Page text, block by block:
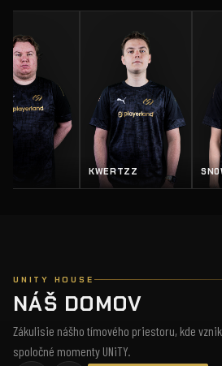
KWERTZZ SN0W
UNITY HOUSE
NÁŠ DOMOV
Zákulisie nášho tímového priestoru, kde
spoločné momenty UNiTY.